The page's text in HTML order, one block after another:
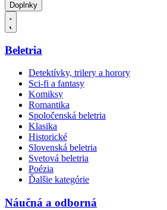
Doplnky
Beletria
Detektívky, trilery a horory
Sci-fi a fantasy
Komiksy
Romantika
Spoločenská beletria
Klasika
Historické
Slovenská beletria
Svetová beletria
Poézia
Ďalšie kategórie
Náučná a odborná